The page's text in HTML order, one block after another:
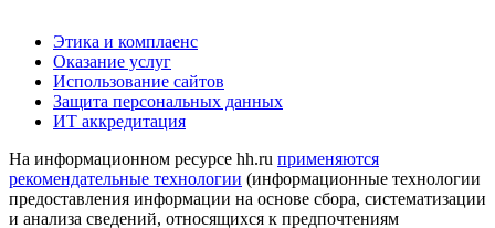
Этика и комплаенс
Оказание услуг
Использование сайтов
Защита персональных данных
ИТ аккредитация
На информационном ресурсе hh.ru применяются
рекомендательные технологии (информационные технологии
предоставления информации на основе сбора, систематизации
и анализа сведений, относящихся к предпочтениям